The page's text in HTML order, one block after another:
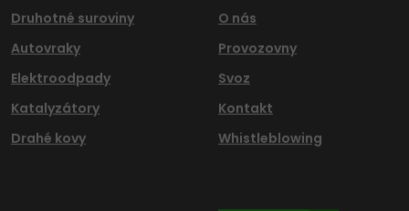
Druhotné suroviny
Autovraky
Elektroodpady
Katalyzátory
Drahé kovy
O nás
Provozovny
Svoz
Kontakt
Whistleblowing